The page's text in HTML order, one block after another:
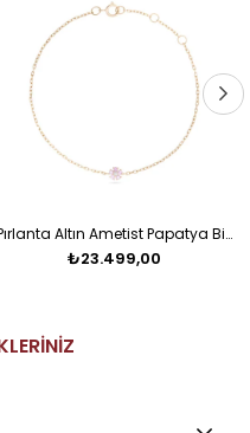
Pırlanta Altın Ametist Papatya Bileklik
₺23.499,00